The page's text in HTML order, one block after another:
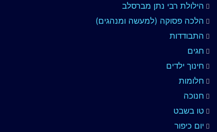
הילולת רבי נתן מברסלב
הלכה פסוקה (למעשה ומנהגים)
התבודדות
חגים
חינוך ילדים
חלומות
חנוכה
טו בשבט
יום כיפור